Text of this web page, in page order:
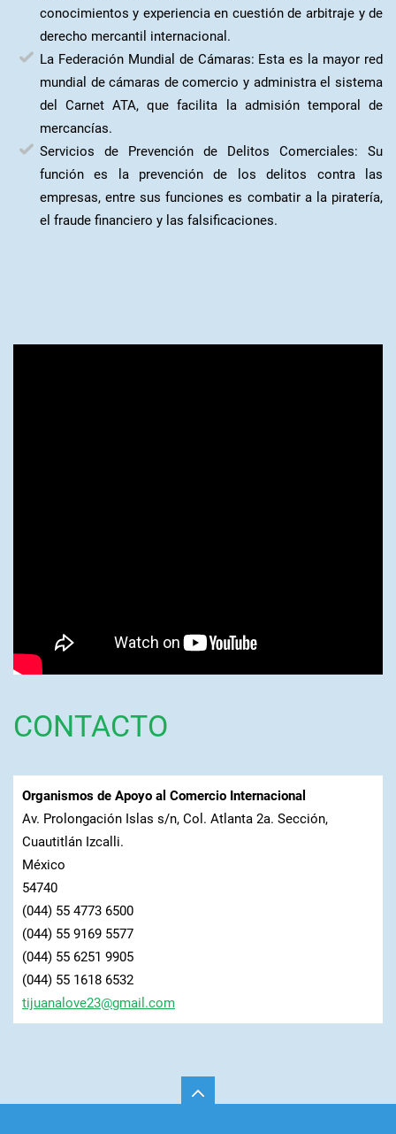
conocimientos y experiencia en cuestión de arbitraje y de
derecho mercantil internacional.
La Federación Mundial de Cámaras: Esta es la mayor red
mundial de cámaras de comercio y administra el sistema
del Carnet ATA, que facilita la admisión temporal de
mercancías.
Servicios de Prevención de Delitos Comerciales: Su
función es la prevención de los delitos contra las
empresas, entre sus funciones es combatir a la piratería,
el fraude financiero y las falsificaciones.
CONTACTO
Organismos de Apoyo al Comercio Internacional
Av. Prolongación Islas s/n, Col. Atlanta 2a. Sección,
Cuautitlán Izcalli.
México
54740
(044) 55 4773 6500
(044) 55 9169 5577
(044) 55 6251 9905
(044) 55 1618 6532
tijuanal ove23@gmail.com